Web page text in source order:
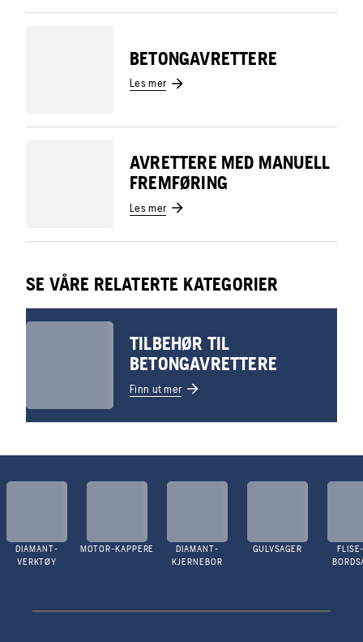
BETONGAVRETTERE
Les mer
AVRETTERE MED MANUELL
FREMFØRING
Les mer
SE VÅRE RELATERTE KATEGORIER
TILBEHØR TIL
BETONGAVRETTERE
Finn ut mer
DIAMANT-
VERKTØY
MOTOR-KAPPERE
DIAMANT-
KJERNEBOR
GULVSAGER